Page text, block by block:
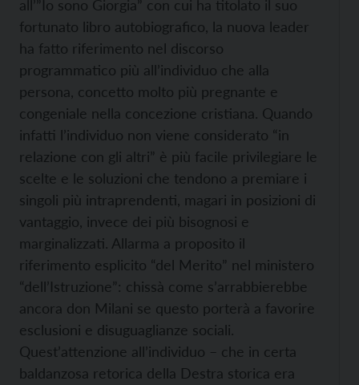
all’”Io sono Giorgia” con cui ha titolato il suo
fortunato libro autobiografico, la nuova leader
ha fatto riferimento nel discorso
programmatico più all’individuo che alla
persona, concetto molto più pregnante e
congeniale nella concezione cristiana. Quando
infatti l’individuo non viene considerato “in
relazione con gli altri” è più facile privilegiare le
scelte e le soluzioni che tendono a premiare i
singoli più intraprendenti, magari in posizioni di
vantaggio, invece dei più bisognosi e
marginalizzati. Allarma a proposito il
riferimento esplicito “del Merito” nel ministero
“dell’Istruzione”: chissà come s’arrabbierebbe
ancora don Milani se questo porterà a favorire
esclusioni e disuguaglianze sociali.
Quest’attenzione all’individuo – che in certa
baldanzosa retorica della Destra storica era